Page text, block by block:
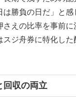
は勝負の日だ」と
さえの比率を事前
スジ舟券に特化し
回収の両立